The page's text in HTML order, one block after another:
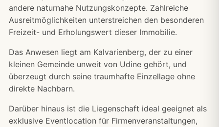
andere naturnahe Nutzungskonzepte. Zahlreiche
Ausreitmöglichkeiten unterstreichen den besonderen
Freizeit- und Erholungswert dieser Immobilie.
Das Anwesen liegt am Kalvarienberg, der zu einer
kleinen Gemeinde unweit von Udine gehört, und
überzeugt durch seine traumhafte Einzellage ohne
direkte Nachbarn.
Darüber hinaus ist die Liegenschaft ideal geeignet als
exklusive Eventlocation für Firmenveranstaltungen,